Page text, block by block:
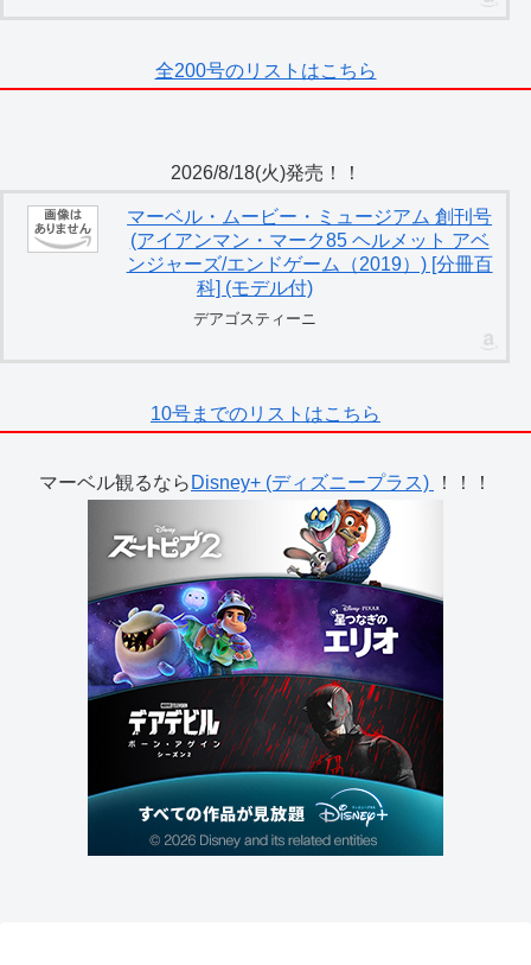
全200号のリストはこちら
2026/8/18(火)発売！！
マーベル・ムービー・ミュージアム 創刊号
(アイアンマン・マーク85 ヘルメット アベ
ンジャーズ/エンドゲーム（2019）) [分冊百
科] (モデル付)
デアゴスティーニ
10号までのリストはこちら
マーベル観るなら Disney+ (ディズニープラス) ！！！